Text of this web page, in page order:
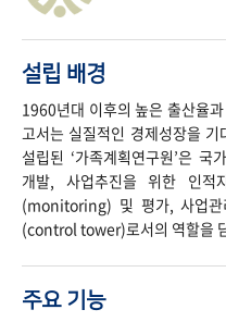
설립 배경
1960년대 이후의 높은 출산율
고서는 실질적인 경제성장을
설립된 ‘가족계획연구원’은 국
개발, 사업추진을 위한 인적
(monitoring) 및 평가, 사업관
(control tower)로서의 역할을
주요 기능